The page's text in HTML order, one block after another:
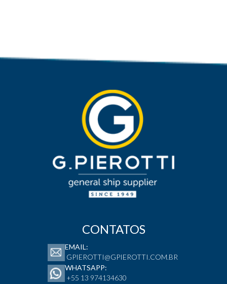
CONTATOS
EMAIL:
GPIEROTTI@GPIEROTTI.COM.BR
WHATSAPP:
+55 13 974134630